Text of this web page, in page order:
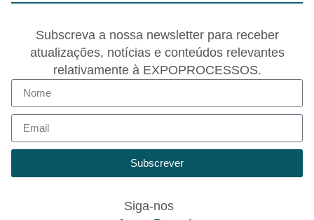
Subscreva a nossa newsletter para receber
atualizações, notícias e conteúdos relevantes
relativamente à EXPOPROCESSOS.
Subscrever
Siga-nos